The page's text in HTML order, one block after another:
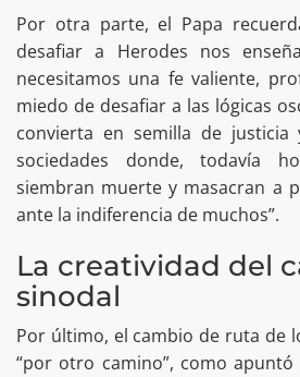
Por otra parte, el Papa
desafiar a Herodes nos
necesitamos una fe valiente,
miedo de desafiar a las lógicas
convierta en semilla de
sociedades donde, todavía
siembran muerte y masacran a
ante la indiferencia de muchos”.
La creatividad del
sinodal
Por último, el cambio de ruta de
“por otro camino”, como apuntó